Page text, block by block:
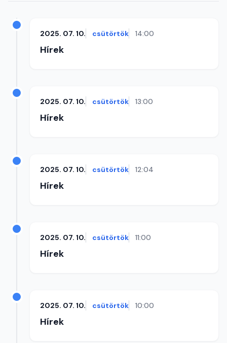
2025. 07. 10. csütörtök 14:00
Hírek
2025. 07. 10. csütörtök 13:00
Hírek
2025. 07. 10. csütörtök 12:04
Hírek
2025. 07. 10. csütörtök 11:00
Hírek
2025. 07. 10. csütörtök 10:00
Hírek